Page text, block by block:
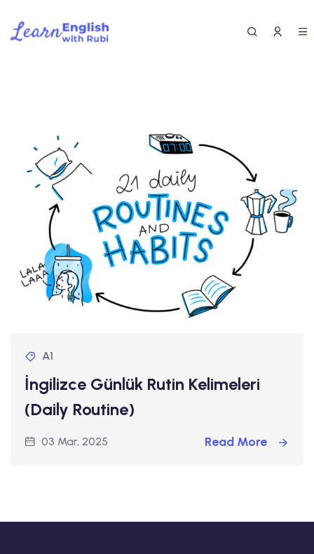
A1
İngilizce Günlük Rutin Kelimeleri
(Daily Routine)
03 Mar, 2025 Read More